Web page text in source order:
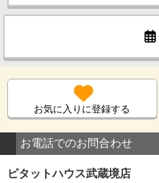
お気に入りに登録する
お電話でのお問合わせ
ピタットハウス武蔵境店